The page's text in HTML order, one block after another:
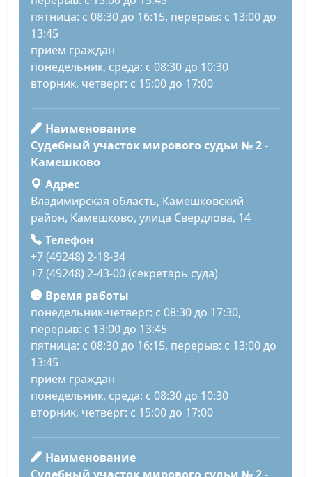
пятница: с 08:30 до 16:15, перерыв: с 13:00 до
13:45
прием граждан
понедельник, среда: с 08:30 до 10:30
вторник, четверг: с 15:00 до 17:00
Наименование
Судебный участок мирового судьи № 2 -
Камешково
Адрес
Владимирская область, Камешковский
район, Камешково, улица Свердлова, 14
Телефон
+7 (49248) 2-18-34
+7 (49248) 2-43-00 (секретарь суда)
Время работы
понедельник-четверг: с 08:30 до 17:30,
перерыв: с 13:00 до 13:45
пятница: с 08:30 до 16:15, перерыв: с 13:00 до
13:45
прием граждан
понедельник, среда: с 08:30 до 10:30
вторник, четверг: с 15:00 до 17:00
Наименование